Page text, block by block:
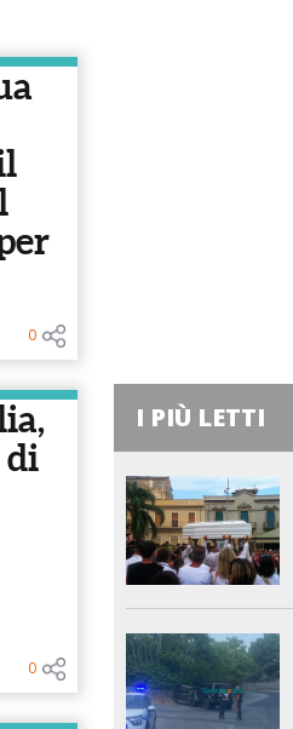
0
di
0
I PIÙ LETTI